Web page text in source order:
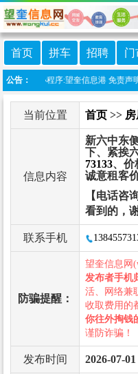
首页 拼车 招聘 门
公告：
线微信小程序:望奎信息港 免责声
当前位置 首页 >>
信息内容
新六中东
下、紧挨
73133、价
诚意租客
【电话咨
看到的，
联系手机
防骗提醒：
望奎信息网
发布者手机
活、网络兼
收取费用的
你往外掏钱
谨防诈骗！
发布时间 2026-07-